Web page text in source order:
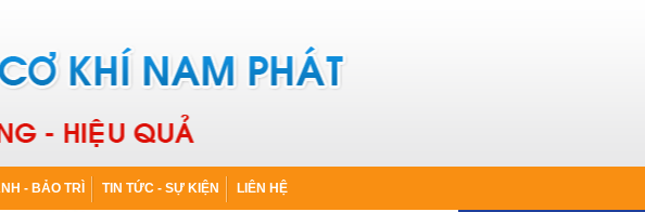
- BẢO TRÌ TIN TỨC - SỰ KIỆN LIÊN HỆ